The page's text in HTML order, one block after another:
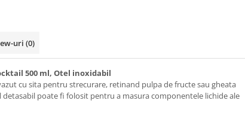
uri (0)
500 ml, Otel inoxidabil
cu sita pentru strecurare, retinand pulpa de fructe sau gheata
detasabil poate fi folosit pentru a masura componentele lichide ale